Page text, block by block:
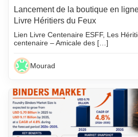
Lancement de la boutique en
Livre Héritiers du Feux
Lien Livre Centenaire ESFF, Les
centenaire – Amicale des […]
Mourad